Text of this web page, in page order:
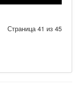
Страница 41 из 45